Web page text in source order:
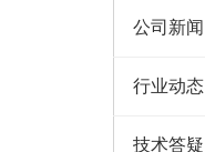
公司新闻
行业动态
技术答疑